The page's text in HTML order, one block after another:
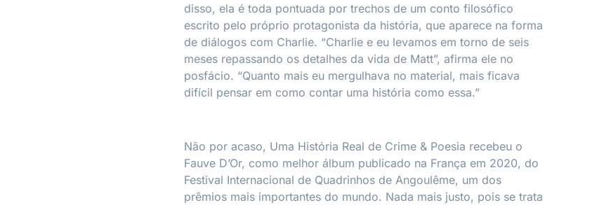
disso, ela é toda pontuada por trechos de um conto filosófico
escrito pelo próprio protagonista da história, que aparece na forma
de diálogos com Charlie. “Charlie e eu levamos em torno de seis
meses repassando os detalhes da vida de Matt”, afirma ele no
posfácio. “Quanto mais eu mergulhava no material, mais ficava
difícil pensar em como contar uma história como essa.”
Não por acaso, Uma História Real de Crime & Poesia recebeu o
Fauve D’Or, como melhor álbum publicado na França em 2020, do
Festival Internacional de Quadrinhos de Angoulême, um dos
prêmios mais importantes do mundo. Nada mais justo, pois se trata